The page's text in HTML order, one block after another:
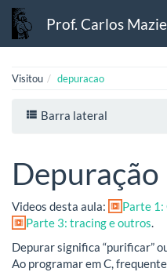
Prof. Carlos
Visitou depuracao
Barra lateral
Depuração
Videos desta aula: Parte 1:
Parte 3: tracing e outros.
Depurar significa “purificar”
Ao programar em C,